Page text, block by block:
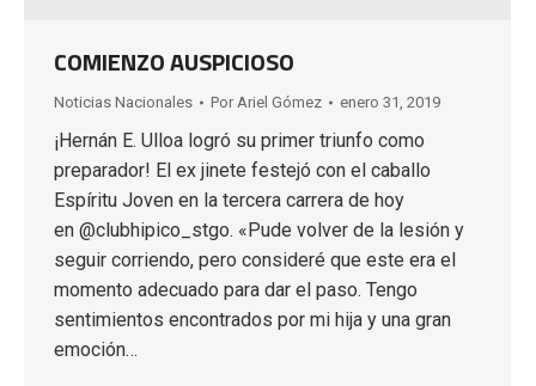
COMIENZO AUSPICIOSO
Noticias Nacionales Por Ariel Gómez enero 31, 2019
¡Hernán E. Ulloa logró su primer triunfo como
preparador! El ex jinete festejó con el caballo
Espíritu Joven en la tercera carrera de hoy
en @clubhipico_stgo. «Pude volver de la lesión y
seguir corriendo, pero consideré que este era el
momento adecuado para dar el paso. Tengo
sentimientos encontrados por mi hija y una gran
emoción…